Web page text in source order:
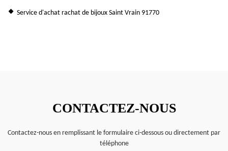
Service d'achat rachat de bijoux Saint Vrain 91770
CONTACTEZ-NOUS
Contactez-nous en remplissant le formulaire ci-dessous ou directement par
téléphone